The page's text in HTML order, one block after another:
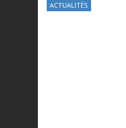
ACTUALITÉS